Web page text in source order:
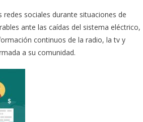
sociales durante situaciones de
ante las caídas del sistema eléctrico,
continuos de la radio, la tv y
a su comunidad.